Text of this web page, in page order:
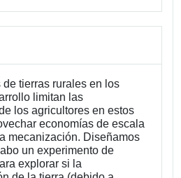
de tierras rurales en los
limitan las
los agricultores en estos
economías de escala
mecanización. Diseñamos
un experimento de
explorar si la